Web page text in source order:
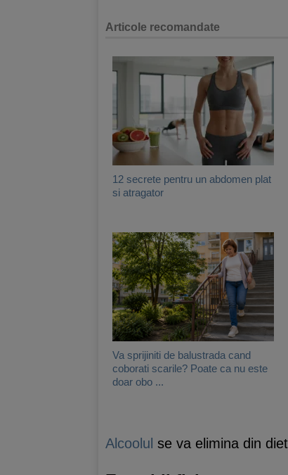
Articole recomandate
12 secrete pentru un abdomen plat
si atragator
Va sprijiniti de balustrada cand
coborati scarile? Poate ca nu este
doar obo ...
Alcoolul se va elimina din